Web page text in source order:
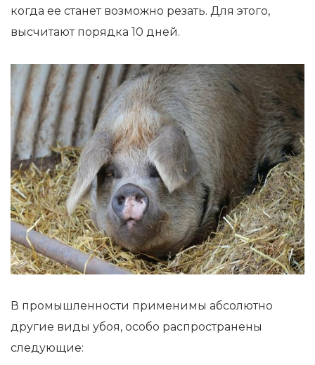
когда ее станет возможно резать. Для этого,
высчитают порядка 10 дней.
В промышленности применимы абсолютно
другие виды убоя, особо распространены
следующие: